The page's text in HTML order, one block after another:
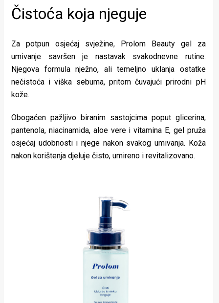
Čistoća koja njeguje
Za potpun osjećaj svježine, Prolom Beauty gel za
umivanje savršen je nastavak svakodnevne rutine.
Njegova formula nježno, ali temeljno uklanja ostatke
nečistoća i viška sebuma, pritom čuvajući prirodni pH
kože.
Obogaćen pažljivo biranim sastojcima poput glicerina,
pantenola, niacinamida, aloe vere i vitamina E, gel pruža
osjećaj udobnosti i njege nakon svakog umivanja. Koža
nakon korištenja djeluje čisto, umireno i revitalizovano.